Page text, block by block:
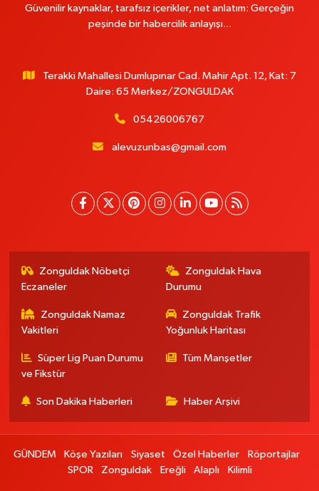
Güvenilir kaynaklar, tarafsız içerikler, net anlatım: Gerçeğin
peşinde bir habercilik anlayışı...
Terakki Mahallesi Dumlupınar Cad. Mahir Apt. 12, Kat: 7
Daire: 65 Merkez/ZONGULDAK
05426006767
alevuzunbas@gmail.com
Zonguldak Nöbetçi
Eczaneler
Zonguldak Hava
Durumu
Zonguldak Namaz
Vakitleri
Zonguldak Trafik
Yoğunluk Haritası
Süper Lig Puan Durumu
ve Fikstür
Tüm Manşetler
Son Dakika Haberleri Haber Arşivi
GÜNDEM Köşe Yazıları Siyaset Özel Haberler
Röportajlar
SPOR
Zonguldak Ereğli Alaplı Kilimli